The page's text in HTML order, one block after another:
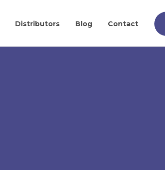
Distributors Blog Contact